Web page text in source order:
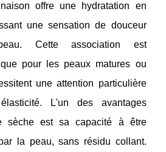
offre une hydratation en
une sensation de douceur
Cette association est
pour les peaux matures ou
une attention particulière
L'un des avantages
sèche est sa capacité à être
la peau, sans résidu collant.